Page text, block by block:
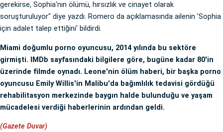
gerekirse, Sophia'nın ölümü, hırsızlık ve cinayet olarak
soruşturuluyor" diye yazdı. Romero da açıklamasında ailenin 'Sophia
için adalet talep ettiğini' bildirdi.
Miami doğumlu porno oyuncusu, 2014 yılında bu sektöre
girmişti. IMDb sayfasındaki bilgilere göre, bugüne kadar 80'in
üzerinde filmde oynadı. Leone'nin ölüm haberi, bir başka porno
oyuncusu Emily Willis'in Malibu'da bağımlılık tedavisi gördüğü
rehabilitasyon merkezinde baygın halde bulunduğu ve yaşam
mücadelesi verdiği haberlerinin ardından geldi.
(Gazete Duvar)